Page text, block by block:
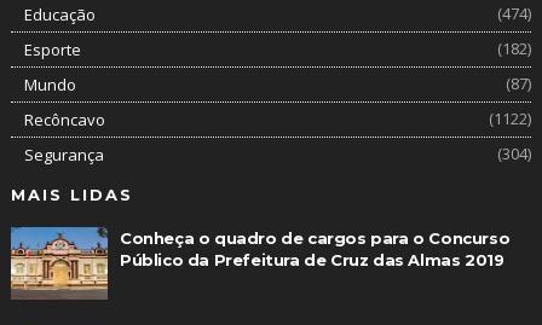
Educação
(474)
Esporte
(182)
Mundo
(87)
Recôncavo
(1122)
Segurança
(304)
MAIS LIDAS
Conheça o quadro de cargos para o Concurso
Público da Prefeitura de Cruz das Almas 2019